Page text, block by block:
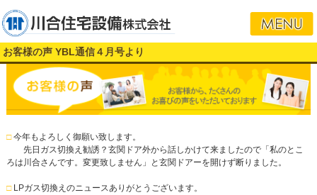
お客様の声 YBL通信４月号より
□今年もよろしく御願い致します。
先日ガス切換え勧誘？玄関ドア外から話しかけて来ましたので「私のとこ
ろは川合さんです。変更致しません」と玄関ドアーを開けず断りました。
□LPガス切換えのニュースありがとうございます。